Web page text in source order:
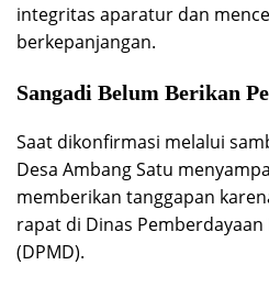
integritas aparatur dan
berkepanjangan.
Sangadi Belum Berikan
Saat dikonfirmasi melalui
Desa Ambang Satu
memberikan tanggapan
rapat di Dinas
(DPMD).